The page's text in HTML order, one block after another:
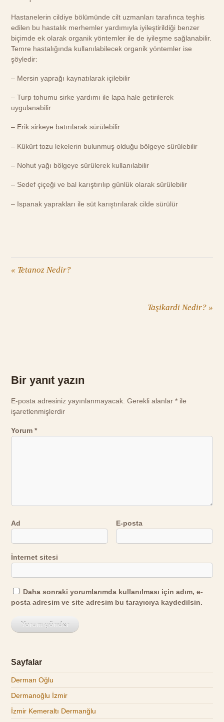
Hastanelerin cildiye bölümünde cilt uzmanları tarafınca teşhis
edilen bu hastalık merhemler yardımıyla iyileştirildiği benzer
biçimde ek olarak organik yöntemler ile de iyileşme sağlanabilir.
Temre hastalığında kullanılabilecek organik yöntemler ise
şöyledir:
– Mersin yaprağı kaynatılarak içilebilir
– Turp tohumu sirke yardımı ile lapa hale getirilerek
uygulanabilir
– Erik sirkeye batırılarak sürülebilir
– Kükürt tozu lekelerin bulunmuş olduğu bölgeye sürülebilir
– Nohut yağı bölgeye sürülerek kullanılabilir
– Sedef çiçeği ve bal karıştırılıp günlük olarak sürülebilir
– Ispanak yaprakları ile süt karıştırılarak cilde sürülür
« Tetanoz Nedir?
Taşikardi Nedir? »
Bir yanıt yazın
E-posta adresiniz yayınlanmayacak. Gerekli alanlar* ile
işaretlenmişlerdir
Yorum*
Ad E-posta
İnternet sitesi
Daha sonraki yorumlarımda kullanılması için adım, e-
posta adresim ve site adresim bu tarayıcıya kaydedilsin.
Sayfalar
Derman Oğlu
Dermanoğlu İzmir
İzmir Kemeraltı Dermanğlu